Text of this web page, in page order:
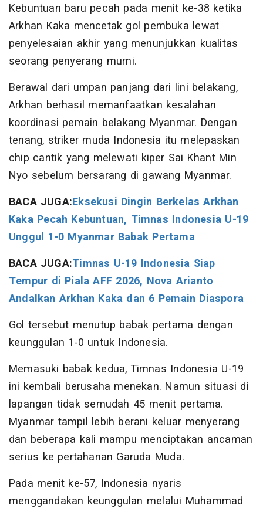
Kebuntuan baru pecah pada menit ke-38 ketika
Arkhan Kaka mencetak gol pembuka lewat
penyelesaian akhir yang menunjukkan kualitas
seorang penyerang murni.
Berawal dari umpan panjang dari lini belakang,
Arkhan berhasil memanfaatkan kesalahan
koordinasi pemain belakang Myanmar. Dengan
tenang, striker muda Indonesia itu melepaskan
chip cantik yang melewati kiper Sai Khant Min
Nyo sebelum bersarang di gawang Myanmar.
BACA JUGA:Eksekusi Dingin Berkelas Arkhan
Kaka Pecah Kebuntuan, Timnas Indonesia U-19
Unggul 1-0 Myanmar Babak Pertama
BACA JUGA:Timnas U-19 Indonesia Siap
Tempur di Piala AFF 2026, Nova Arianto
Andalkan Arkhan Kaka dan 6 Pemain Diaspora
Gol tersebut menutup babak pertama dengan
keunggulan 1-0 untuk Indonesia.
Memasuki babak kedua, Timnas Indonesia U-19
ini kembali berusaha menekan. Namun situasi di
lapangan tidak semudah 45 menit pertama.
Myanmar tampil lebih berani keluar menyerang
dan beberapa kali mampu menciptakan ancaman
serius ke pertahanan Garuda Muda.
Pada menit ke-57, Indonesia nyaris
menggandakan keunggulan melalui Muhammad